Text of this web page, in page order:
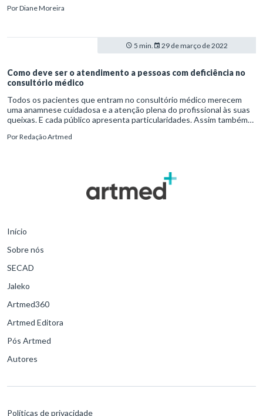
PorDiane Moreira
5 min. 29 de março de 2022
Como deve ser o atendimento a pessoas com deficiência no
consultório médico
Todos os pacientes que entram no consultório médico merecem
uma anamnese cuidadosa e a atenção plena do profissional às suas
queixas. E cada público apresenta particularidades. Assim também
Acima de tudo, é recomendado o uso do bom senso e de habilidades
PorRedação Artmed
Início
Sobre nós
SECAD
Jaleko
Artmed360
Artmed Editora
Pós Artmed
Autores
Políticas de privacidade